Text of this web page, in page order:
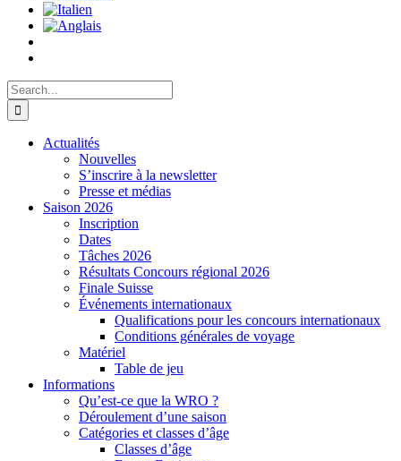
Search
for:
Actualités
Nouvelles
S’inscrire à la newsletter
Presse et médias
Saison 2026
Inscription
Dates
Tâches 2026
Résultats Concours régional 2026
Finale Suisse
Événements internationaux
Qualifications pour les concours internationaux
Conditions générales de voyage
Matériel
Table de jeu
Informations
Qu’est-ce que la WRO ?
Déroulement d’une saison
Catégories et classes d’âge
Classes d’âge